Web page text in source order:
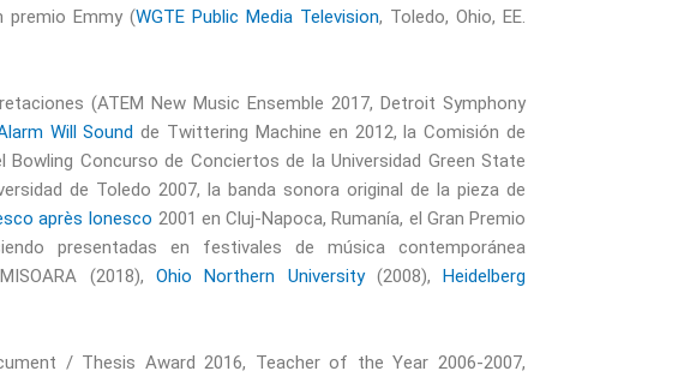
premio Emmy (WGTE Public Media Television, Toledo, Ohio, EE.
(ATEM New Music Ensemble 2017, Detroit Symphony
Will Sound de Twittering Machine en 2012, la Comisión de
Bowling Concurso de Conciertos de la Universidad Green State
de Toledo 2007, la banda sonora original de la pieza de
après Ionesco 2001 en Cluj-Napoca, Rumanía, el Gran Premio
presentadas en festivales de música contemporánea
(2018), Ohio Northern University(2008),Heidelberg
/ Thesis Award 2016, Teacher of the Year 2006-2007,